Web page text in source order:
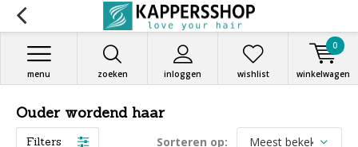
zoeken inloggen
menu wishlist winkelwagen
0
Ouder wordend haar
Filters Sorteren op: